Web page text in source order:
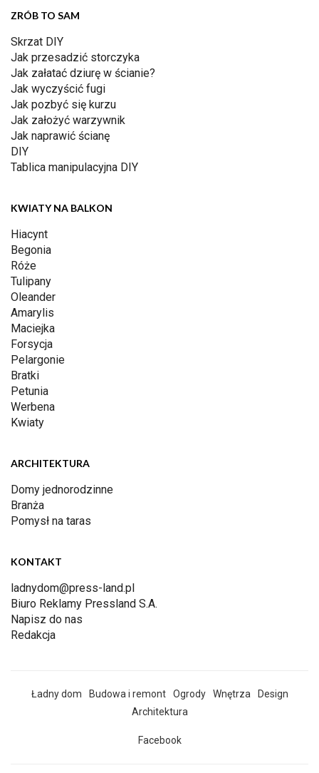
ZRÓB TO SAM
Skrzat DIY
Jak przesadzić storczyka
Jak załatać dziurę w ścianie?
Jak wyczyścić fugi
Jak pozbyć się kurzu
Jak założyć warzywnik
Jak naprawić ścianę
DIY
Tablica manipulacyjna DIY
KWIATY NA BALKON
Hiacynt
Begonia
Róże
Tulipany
Oleander
Amarylis
Maciejka
Forsycja
Pelargonie
Bratki
Petunia
Werbena
Kwiaty
ARCHITEKTURA
Domy jednorodzinne
Branża
Pomysł na taras
KONTAKT
ladnydom@press-land.pl
Biuro Reklamy Pressland S.A.
Napisz do nas
Redakcja
Ładny dom Budowa i remont Ogrody Wnętrza
Design
Architektura
Facebook